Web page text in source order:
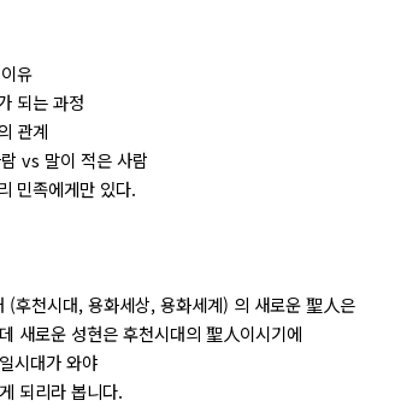
유
되는 과정
관계
vs 말이 적은 사람
민족에게만 있다.
후천시대, 용화세상, 용화세계) 의 새로운 聖人은
새로운 성현은 후천시대의 聖人이시기에
시대가 와야
되리라 봅니다.